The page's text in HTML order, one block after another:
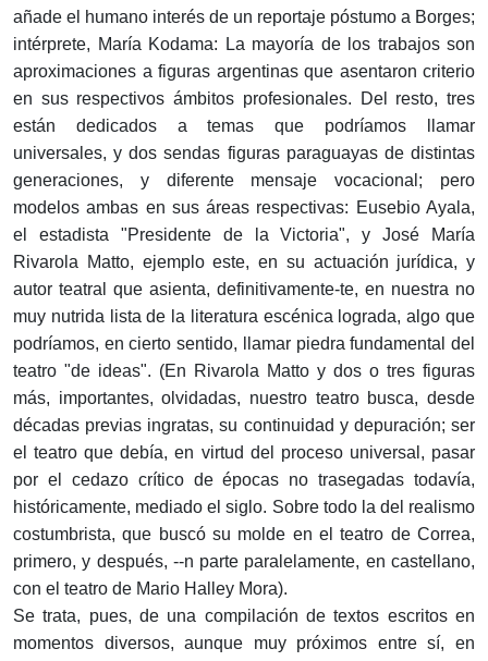
añade el humano interés de un reportaje póstumo a Borges;
intérprete, María Kodama: La mayoría de los trabajos son
aproximaciones a figuras argentinas que asentaron criterio
en sus respectivos ámbitos profesionales. Del resto, tres
están dedicados a temas que podríamos llamar
universales, y dos sendas figuras paraguayas de distintas
generaciones, y diferente mensaje vocacional; pero
modelos ambas en sus áreas respectivas: Eusebio Ayala,
el estadista "Presidente de la Victoria", y José María
Rivarola Matto, ejemplo este, en su actuación jurídica, y
autor teatral que asienta, definitivamente-te, en nuestra no
muy nutrida lista de la literatura escénica lograda, algo que
podríamos, en cierto sentido, llamar piedra fundamental del
teatro "de ideas". (En Rivarola Matto y dos o tres figuras
más, importantes, olvidadas, nuestro teatro busca, desde
décadas previas ingratas, su continuidad y depuración; ser
el teatro que debía, en virtud del proceso universal, pasar
por el cedazo crítico de épocas no trasegadas todavía,
históricamente, mediado el siglo. Sobre todo la del realismo
costumbrista, que buscó su molde en el teatro de Correa,
primero, y después, --n parte paralelamente, en castellano,
con el teatro de Mario Halley Mora).
Se trata, pues, de una compilación de textos escritos en
momentos diversos, aunque muy próximos entre sí, en